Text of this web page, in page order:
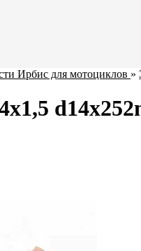
Ирбис для мотоциклов »